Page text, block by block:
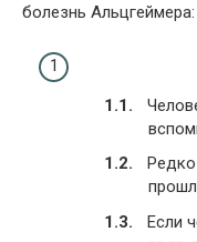
болезнь Альцгеймера:
Если